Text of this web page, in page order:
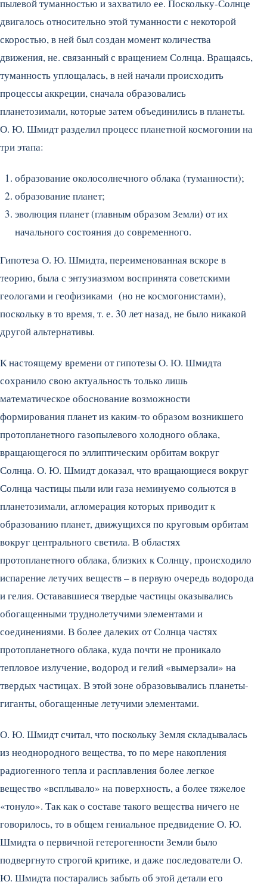
пылевой туманностью и захватило ее. Поскольку-Солнце
двигалось относительно этой туманности с некоторой
скоростью, в ней был создан момент количества
движения, не. связанный с вращением Солнца. Вращаясь,
туманность уплощалась, в ней начали происходить
процессы аккреции, сначала образовались
планетозимали, которые затем объединились в планеты.
О. Ю. Шмидт разделил процесс планетной космогонии на
три этапа:
образование околосолнечного облака (туманности);
образование планет;
эволюция планет (главным образом Земли) от их
начального состояния до современного.
Гипотеза О. Ю. Шмидта, переименованная вскоре в
теорию, была с энтузиазмом воспринята советскими
геологами и геофизиками (но не космогонистами),
поскольку в то время, т. е. 30 лет назад, не было никакой
другой альтернативы.
К настоящему времени от гипотезы О. Ю. Шмидта
сохранило свою актуальность только лишь
математическое обоснование возможности
формирования планет из каким-то образом возникшего
протопланетного газопылевого холодного облака,
вращающегося по эллиптическим орбитам вокруг
Солнца. О. Ю. Шмидт доказал, что вращающиеся вокруг
Солнца частицы пыли или газа неминуемо сольются в
планетозимали, агломерация которых приводит к
образованию планет, движущихся по круговым орбитам
вокруг центрального светила. В областях
протопланетного облака, близких к Солнцу, происходило
испарение летучих веществ – в первую очередь водорода
и гелия. Остававшиеся твердые частицы оказывались
обогащенными труднолетучими элементами и
соединениями. В более далеких от Солнца частях
протопланетного облака, куда почти не проникало
тепловое излучение, водород и гелий «вымерзали» на
твердых частицах. В этой зоне образовывались планеты-
гиганты, обогащенные летучими элементами.
О. Ю. Шмидт считал, что поскольку Земля складывалась
из неоднородного вещества, то по мере накопления
радиогенного тепла и расплавления более легкое
вещество «всплывало» на поверхность, а более тяжелое
«тонуло». Так как о составе такого вещества ничего не
говорилось, то в общем гениальное предвидение О. Ю.
Шмидта о первичной гетерогенности Земли было
подвергнуто строгой критике, и даже последователи О.
Ю. Шмидта постарались забыть об этой детали его